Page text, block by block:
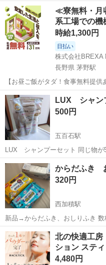
た。 簡単に腹筋でき便利です
富山 富山市 オークスカ
コスメ/ヘルスケア 腹筋
≪寮無料・月
系工場での
時給1,300円
日払い
株式会社BREXA
長野県 茅野駅
【お昼ご飯がタダ！食事無料提
レーターや検査作業！未経験活
赴任旅費会社負担★嬉しい無料送
通勤OK！無料駐車場完備！《長野
長野 茅野市 そ
LUX シャン
500円
五百石駅
LUX シャンプーセット 同じ物が
値段です。 宜しくお願いします。
富山 中新川郡 五百石駅
からだふき
320円
西加積駅
新品→からだふき、おしりふき
残量9割以上
富山 滑川市 西加積駅
北の快適工房
ション ステ
4,480円